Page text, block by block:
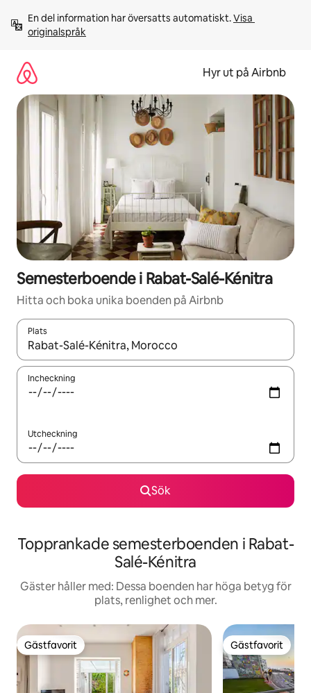
innehåll
En del information har översatts automatiskt. Visa
originalspråk
Hyr ut på Airbnb
Semesterboende i Rabat-Salé-Kénitra
Hitta och boka unika boenden på Airbnb
Plats
När resultaten är tillgängliga kan du navigera med upp- och
Incheckning
Utcheckning
Sök
Topprankade semesterboenden i Rabat-
Salé-Kénitra
Gäster håller med: Dessa boenden har höga betyg för
plats, renlighet och mer.
Gästfavorit
Gästfavorit Gästfavorit
Gästfavorit